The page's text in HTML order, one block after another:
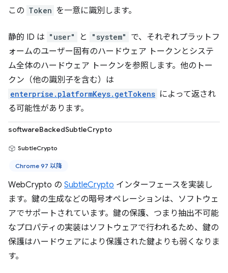
この Token を一意に識別します。
静的 ID は "user" と "system"
で、それぞれプラットフ
ォームのユーザー固有のハードウェア トークンとシステ
ム全体のハードウェア トークンを参照します。他のトー
クン（他の識別子を含む）は
enterprise.platformKeys.getTokens によって返され
る可能性があります。
softwareBackedSubtleCrypto
SubtleCrypto
Chrome 97 以降
WebCrypto の SubtleCrypto インターフェースを実装し
ます。鍵の生成などの暗号オペレーションは、ソフトウェ
アでサポートされています。鍵の保護、つまり抽出不可能
なプロパティの実装はソフトウェアで行われるため、鍵の
保護はハードウェアにより保護された鍵よりも弱くなりま
す。